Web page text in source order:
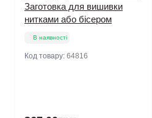
Заготовка для вишивки
нитками або бісером
В наявності
Код товару: 64816